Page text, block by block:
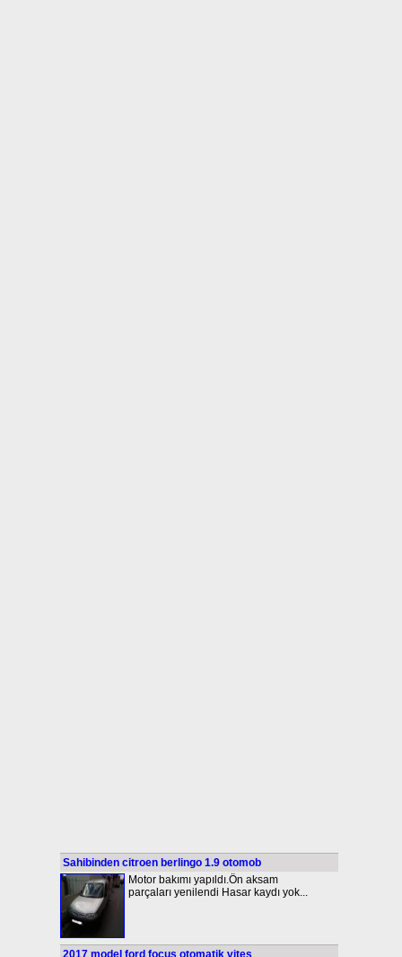
Sahibinden citroen berlingo 1.9 otomob
Motor bakımı yapıldı.Ön aksam
parçaları yenilendi Hasar kaydı yok...
2017 model ford focus otomatik vites